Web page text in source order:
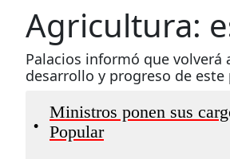
Agricultura:
Palacios informó que
desarrollo y progreso de este
•
Ministros ponen sus
Popular